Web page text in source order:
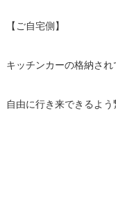
【ご自宅側】
キッチンカーの格納さ
自由に行き来できるよ